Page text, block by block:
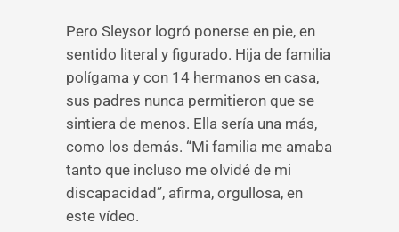
Pero Sleysor logró ponerse en pie, en
sentido literal y figurado. Hija de familia
polígama y con 14 hermanos en casa,
sus padres nunca permitieron que se
sintiera de menos. Ella sería una más,
como los demás. “Mi familia me amaba
tanto que incluso me olvidé de mi
discapacidad”, afirma, orgullosa, en
este vídeo.